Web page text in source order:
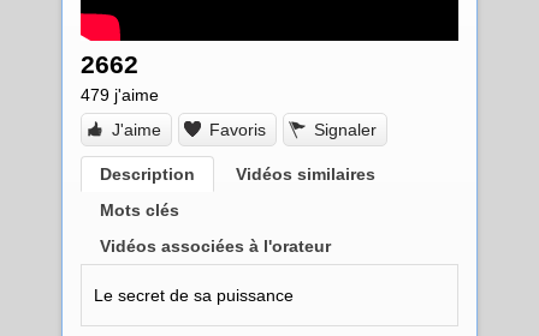
2662
479 j'aime
J'aime
Favoris Signaler
Description
Vidéos similaires
Mots clés
Vidéos associées à l'orateur
Le secret de sa puissance